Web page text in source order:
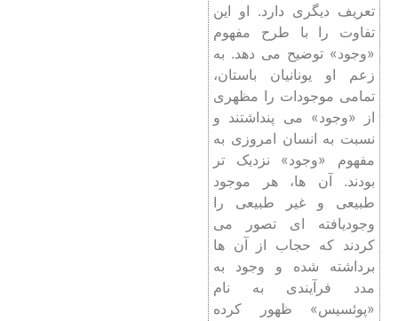
تعریف دیگری دارد. او این
تفاوت را با طرح مفهوم
«وجود» توضیح می‌ دهد. به
زعم او یونانیان باستان،
تمامی موجودات را مظهری
از «وجود» می پنداشتند و
نسبت به انسان امروزی به
مفهوم «وجود» نزدیک تر
بودند. آن ها، هر موجود
طبیعی و غیر طبیعی را
وجودیافته ای تصور می
کردند که حجاب از آن ها
برداشته شده و وجود به
مدد فرآیندی به نام
«پوئسیس» ظهور کرده